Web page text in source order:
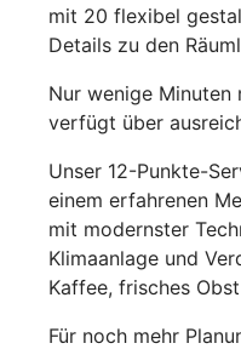
mit 20 flexibel
Details zu den
Nur wenige
verfügt über
Unser 12-Punkte-
einem erfahrenen
mit modernster
Klimaanlage und
Kaffee, frisches
Für noch mehr